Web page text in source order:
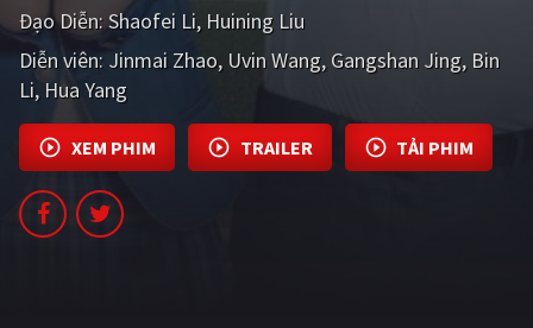
CẬP NHẬT
PHIM MỚI
PHIM BỘ
PHIM LẺ
PHIM CHIẾU RẠP
Đạo Diễn:Shaofei Li Huining Liu
Diễn viên: Jinmai Zhao Uvin Wang Gangshan Jing Bin
Li Hua Yang
XEM PHIM TRAILER TẢI PHIM